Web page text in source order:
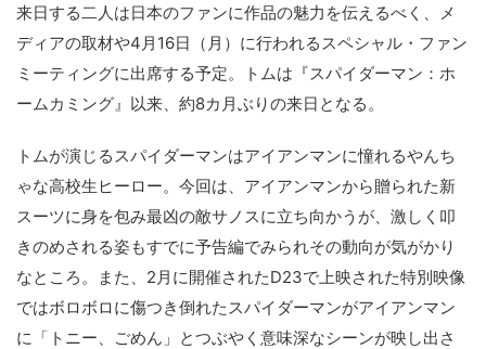
来日する二人は日本のファンに作品の魅力を伝えるべく、メ
ディアの取材や4月16日（月）に行われるスペシャル・ファン
ミーティングに出席する予定。トムは『スパイダーマン：ホ
ームカミング』以来、約8カ月ぶりの来日となる。
トムが演じるスパイダーマンはアイアンマンに憧れるやんち
ゃな高校生ヒーロー。今回は、アイアンマンから贈られた新
スーツに身を包み最凶の敵サノスに立ち向かうが、激しく叩
きのめされる姿もすでに予告編でみられその動向が気がかり
なところ。また、2月に開催されたD23で上映された特別映像
ではボロボロに傷つき倒れたスパイダーマンがアイアンマン
に「トニー、ごめん」とつぶやく意味深なシーンが映し出さ